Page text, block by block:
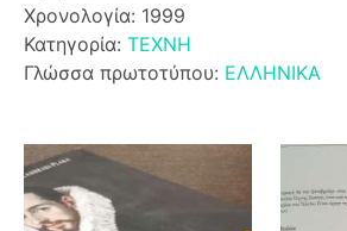
Χρονολογία: 1999
Κατηγορία: ΤΕΧΝΗ
Γλώσσα πρωτοτύπου: ΕΛΛΗΝΙΚΑ